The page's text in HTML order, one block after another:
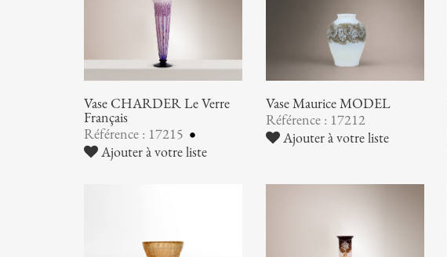
Vase CHARDER Le Verre
Français
Référence : 17215
Ajouter à votre liste
Vase Maurice MODEL
Référence : 17212
Ajouter à votre liste